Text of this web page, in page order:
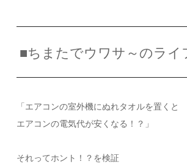
■ちまたでウワサ～のライ
「エアコンの室外機にぬれタオルを置くと
エアコンの電気代が安くなる！？」
それってホント！？を検証